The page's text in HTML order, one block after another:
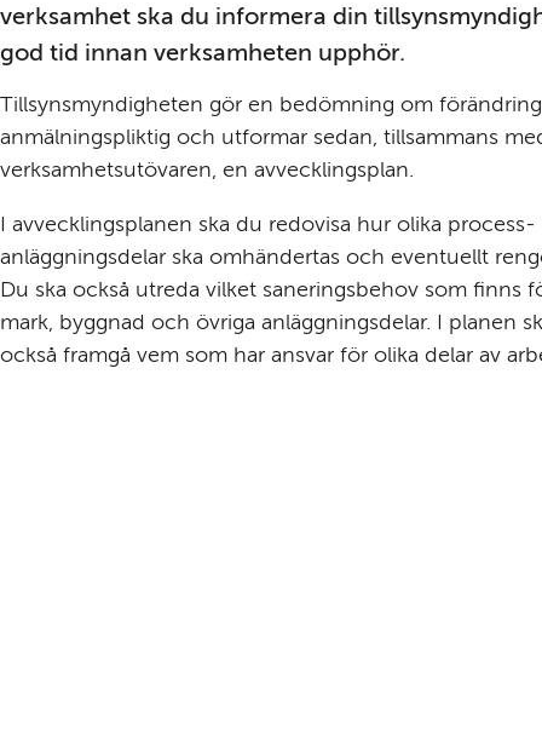
verksamhet ska du informera din
god tid innan verksamheten upphör.
Tillsyns­myndigheten gör en bedömning om
anmälnings­pliktig och utformar sedan, tillsammans
verksamhets­utövaren, en avvecklings­plan.
I avvecklings­planen ska du redovisa hur olika process-
anläggnings­delar ska omhändertas och eventuellt
Du ska också utreda vilket sanerings­behov som finns
mark, byggnad och övriga anläggnings­delar. I planen
också framgå vem som har ansvar för olika delar av